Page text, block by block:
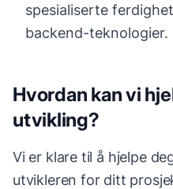
spesialiserte
backend-teknologier.
Hvordan kan vi
utvikling?
Vi er klare til å hjelpe
utvikleren for ditt